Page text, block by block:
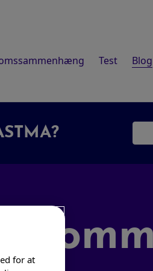
Test Blog
EKSEM?
for at